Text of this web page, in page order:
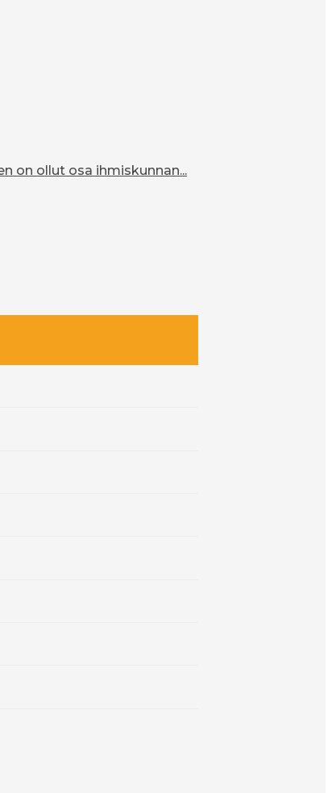
on ollut osa ihmiskunnan...